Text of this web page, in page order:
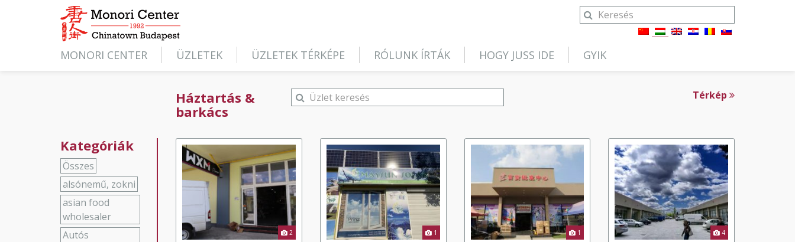
MONORI CENTER ÜZLETEK ÜZLETEK TÉRKÉPE RÓLUNK ÍRTÁK HOGY JUSS IDE GYIK
Háztartás &
barkács
Térkép
Kategóriák
Összes
alsónemű, zokni
asian food
wholesaler
Autós
2 1 1 4